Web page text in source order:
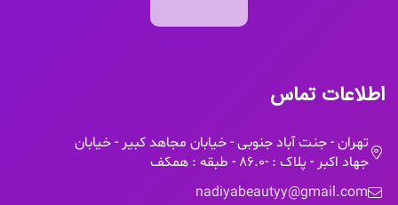
اطلاعات تماس
تهران - جنت آباد جنوبی - خیابان مجاهد کبیر - خیابان
جهاد اکبر - پلاک : -86.0 - طبقه : همکف
nadiyabeautyy@gmail.com